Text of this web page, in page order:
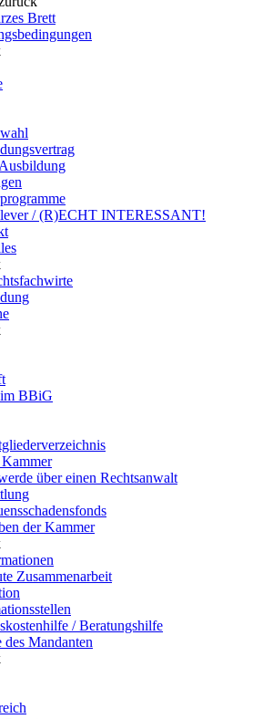
Brett
/ (R)ECHT INTERESSANT!
BBiG
über einen Rechtsanwalt
der Kammer
Zusammenarbeit
/ Beratungshilfe
des Mandanten